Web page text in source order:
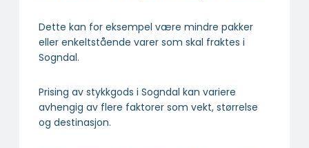
Dette kan for eksempel være mindre pakker
eller enkeltstående varer som skal fraktes i
Sogndal.
Prising av stykkgods i Sogndal kan variere
avhengig av flere faktorer som vekt, størrelse
og destinasjon.